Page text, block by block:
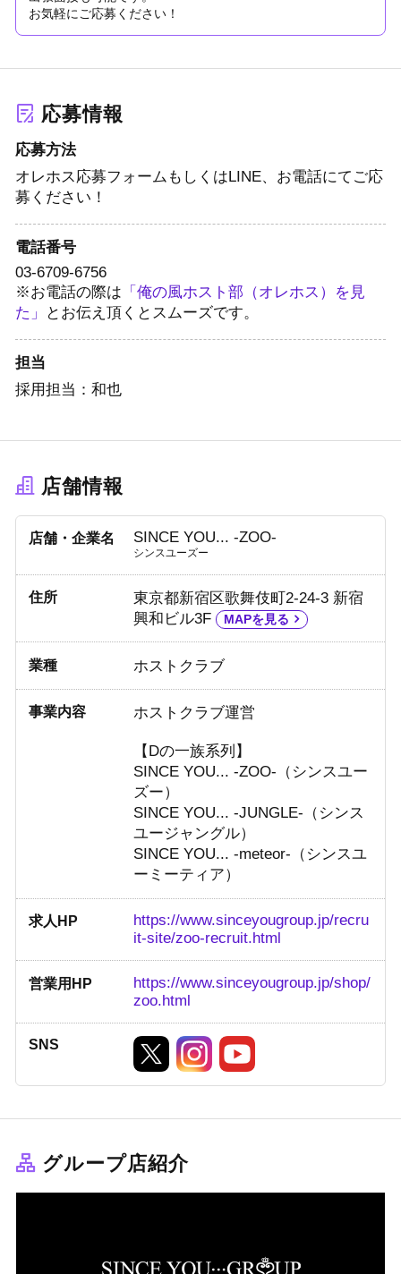
お気軽にご応募ください！
応募情報
応募方法
オレホス応募フォームもしくはLINE、お電話にてご応
募ください！
電話番号
03-6709-6756
※お電話の際は 「俺の風ホスト部（オレホス）を見
た」
とお伝え頂くとスムーズです。
担当
採用担当：和也
店舗情報
店舗・企業名 SINCE YOU... -ZOO-
シンスユーズー
住所
東京都新宿区歌舞伎町2-24-3 新宿
興和ビル3F
MAPを見る
業種 ホストクラブ
事業内容 ホストクラブ運営
【Dの一族系列】
SINCE YOU... -ZOO-（シンスユー
ズー）
SINCE YOU... -JUNGLE-（シンス
ユージャングル）
SINCE YOU... -meteor-（シンスユ
ーミーティア）
求人HP
https://www.sinceyougroup.jp/recru
it-site/zoo-recruit.html
営業用HP
https://www.sinceyougroup.jp/shop/
zoo.html
SNS
グループ店紹介